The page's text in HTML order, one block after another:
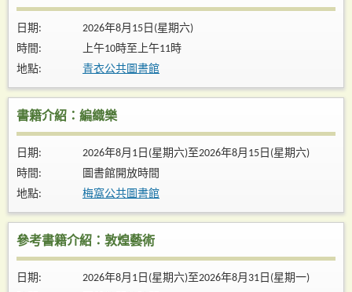
日期:
2026年8月15日(星期六)
時間:
上午10時至上午11時
地點:
青衣公共圖書館
書籍介紹：編織樂
日期:
2026年8月1日(星期六)至2026年8月15日(星期六)
時間:
圖書館開放時間
地點:
梅窩公共圖書館
參考書籍介紹：敦煌藝術
日期:
2026年8月1日(星期六)至2026年8月31日(星期一)